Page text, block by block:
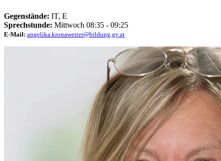
Gegenstände: IT, E
Sprechstunde: Mittwoch 08:35 - 09:25
E-Mail: angelika.kronawetter@bildung.gv.at